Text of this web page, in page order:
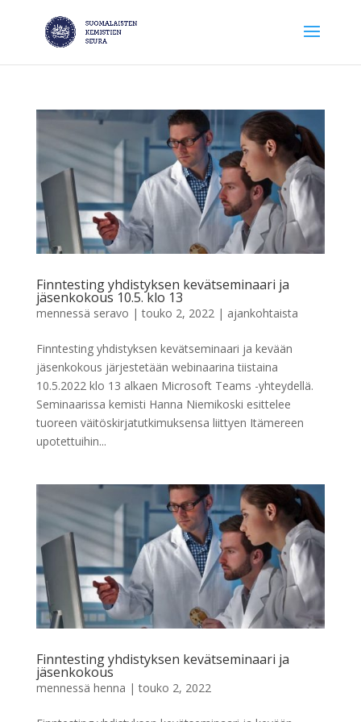
Finntesting yhdistyksen kevätseminaari ja
jäsenkokous 10.5. klo 13
mennessä seravo |touko 2, 2022| ajankohtaista
Finntesting yhdistyksen kevätseminaari ja kevään
jäsenkokous järjestetään webinaarina tiistaina
10.5.2022 klo 13 alkaen Microsoft Teams -yhteydellä.
Seminaarissa kemisti Hanna Niemikoski esittelee
tuoreen väitöskirjatutkimuksensa liittyen Itämereen
upotettuihin...
Finntesting yhdistyksen kevätseminaari ja
jäsenkokous
mennessä henna |touko 2, 2022